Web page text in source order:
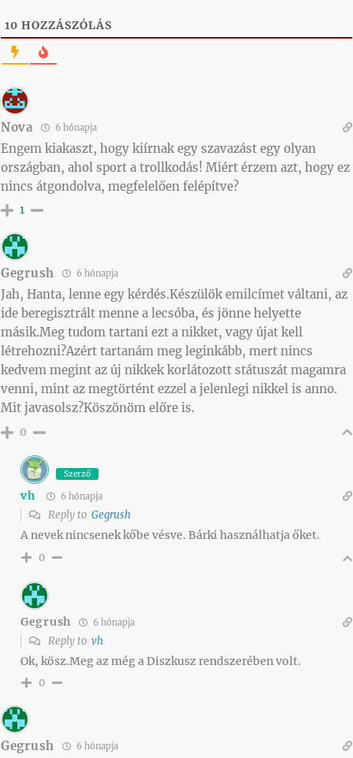
10 HOZZÁSZÓLÁS
Nova 6 hónapja
Engem kiakaszt, hogy kiírnak egy szavazást egy olyan
országban, ahol sport a trollkodás! Miért érzem azt, hogy ez
nincs átgondolva, megfelelően felépítve?
1
Gegrush 6 hónapja
Jah, Hanta, lenne egy kérdés.Készülök emilcímet váltani, az
ide beregisztrált menne a lecsóba, és jönne helyette
másik.Meg tudom tartani ezt a nikket, vagy újat kell
létrehozni?Azért tartanám meg leginkább, mert nincs
kedvem megint az új nikkek korlátozott státuszát magamra
venni, mint az megtörtént ezzel a jelenlegi nikkel is anno.
Mit javasolsz?Köszönöm előre is.
0
Szerző
vh 6 hónapja
Reply to Gegrush
A nevek nincsenek kőbe vésve. Bárki használhatja őket.
0
Gegrush 6 hónapja
Reply to vh
Ok, kösz.Meg az még a Diszkusz rendszerében volt.
0
Gegrush 6 hónapja